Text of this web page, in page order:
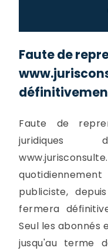
Faute de
Faute de
publiciste,
fermera
Seul les abonnés
jusqu'au terme